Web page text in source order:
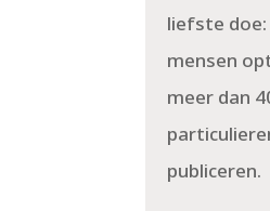
liefste doe:
mensen
meer dan
publiceren.